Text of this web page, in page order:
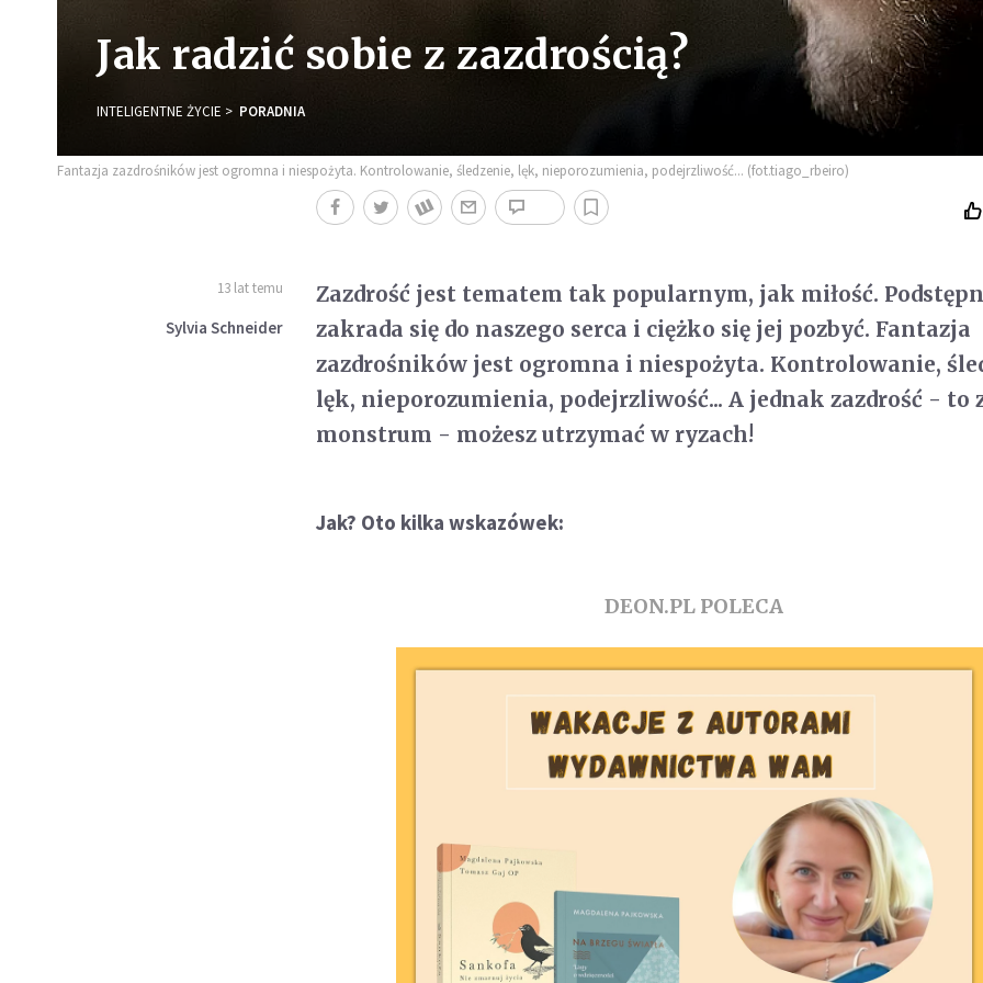
Jak radzić sobie z zazdrością?
INTELIGENTNE ŻYCIE PORADNIA
Fantazja zazdrośników jest ogromna i niespożyta. Kontrolowanie, śledzenie, lęk, nieporozumienia, podejrzliwość... (fot.tiago_rbeiro)
13 lat temu
Sylvia Schneider
Zazdrość jest tematem tak popularnym, jak miłość.
zakrada się do naszego serca i ciężko się jej pozbyć. Fantazja
zazdrośników jest ogromna i niespożyta. Kontrolowanie,
lęk, nieporozumienia, podejrzliwość... A jednak zazdrość - to
monstrum - możesz utrzymać w ryzach!
Jak? Oto kilka wskazówek:
DEON.PL POLECA